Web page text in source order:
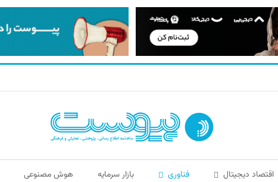
اقتصاد دیجیتال فناوری بازار سرمایه هوش مصنوعی